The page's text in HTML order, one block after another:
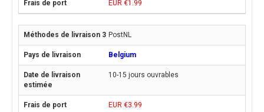
EUR €1.99
PostNL
Belgium
10-15 jours ouvrables
EUR €3.99